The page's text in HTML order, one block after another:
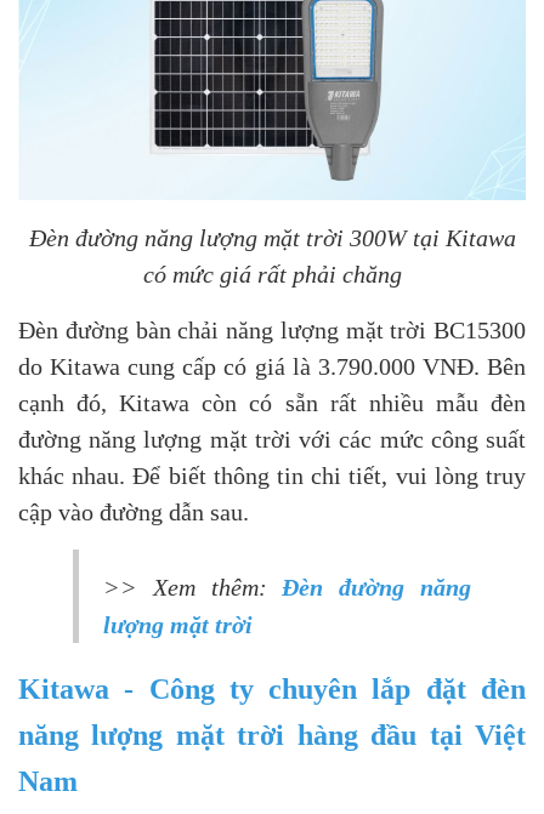
Đèn đường năng lượng mặt trời 300W tại Kitawa
có mức giá rất phải chăng
Đèn đường bàn chải năng lượng mặt trời BC15300
do Kitawa cung cấp có giá là 3.790.000 VNĐ. Bên
cạnh đó, Kitawa còn có sẵn rất nhiều mẫu đèn
đường năng lượng mặt trời với các mức công suất
khác nhau. Để biết thông tin chi tiết, vui lòng truy
cập vào đường dẫn sau.
>> Xem thêm: Đèn đường năng
lượng mặt trời
Kitawa - Công ty chuyên lắp đặt đèn
năng lượng mặt trời hàng đầu tại Việt
Nam